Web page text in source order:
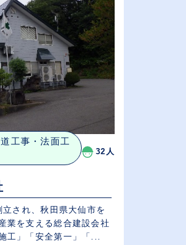
工事・法面工
32人
され、秋田県大仙市を
業を支える総合建設会社
工」「安全第一」「...